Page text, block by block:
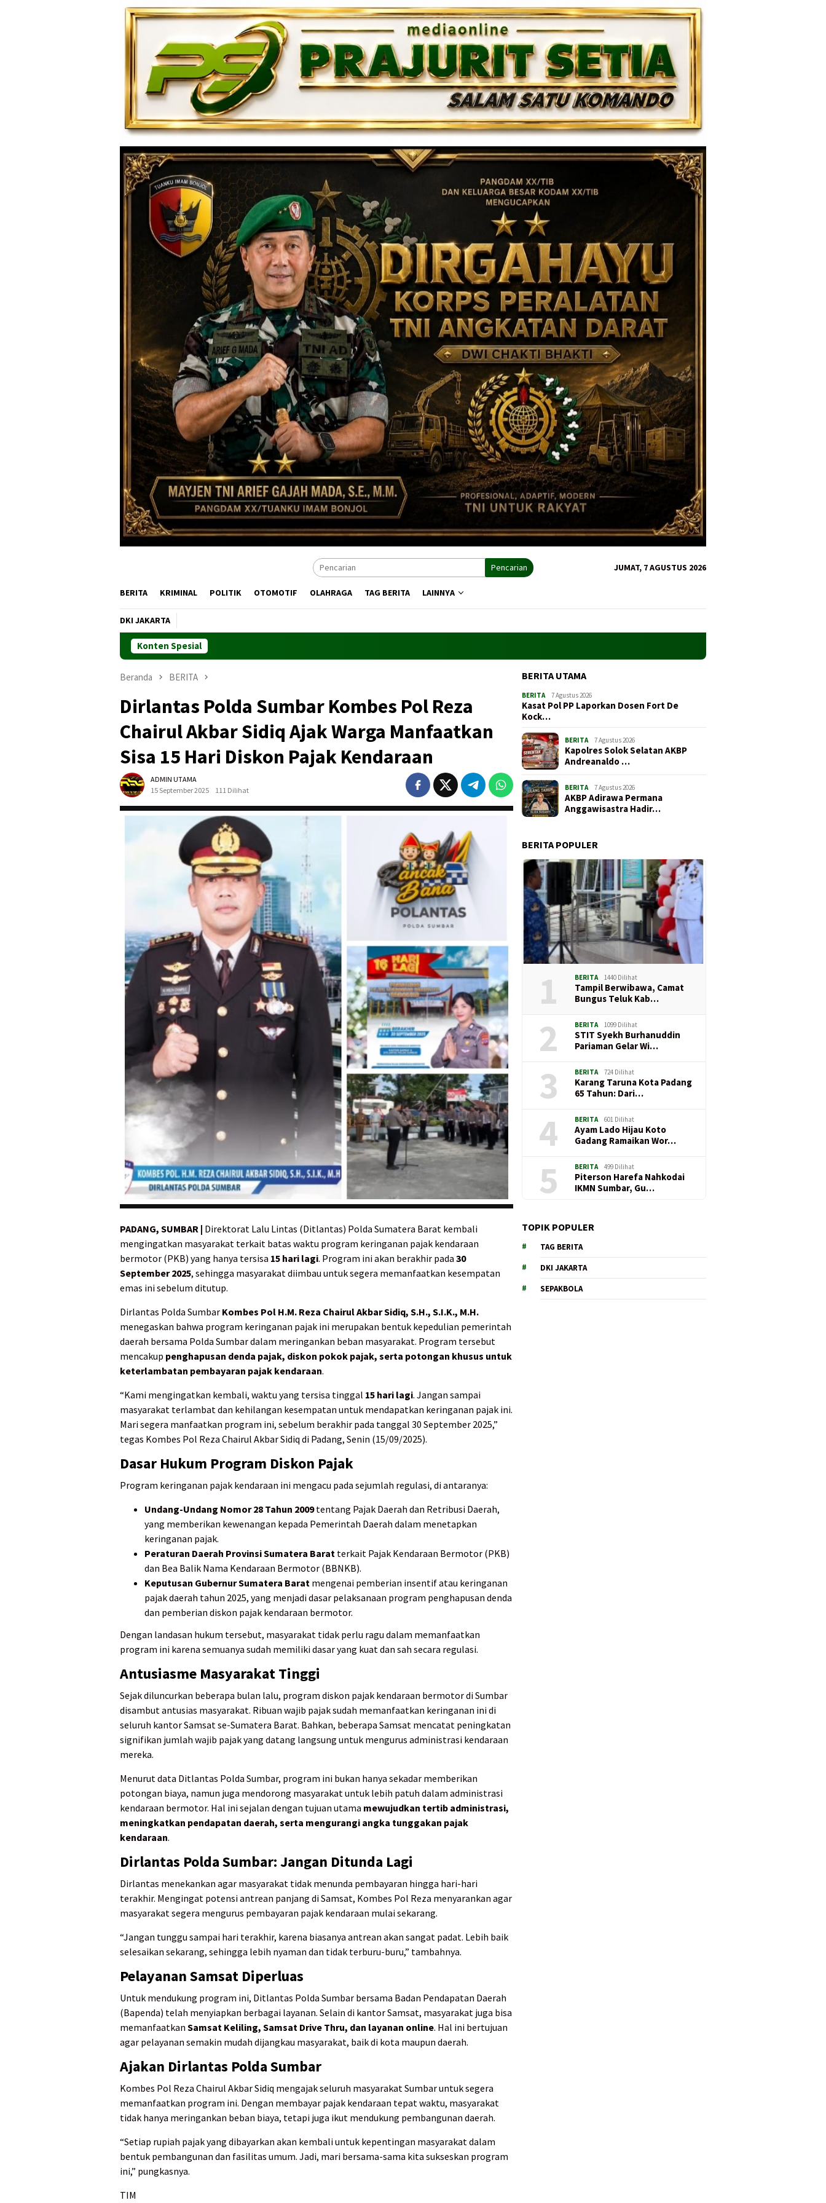
Pencarian JUMAT, 7 AGUSTUS 2026
BERITA KRIMINAL POLITIK OTOMOTIF OLAHRAGA TAG BERITA LAINNYA
DKI JAKARTA
Konten Spesial
Beranda BERITA
Dirlantas Polda Sumbar Kombes Pol Reza
Chairul Akbar Sidiq Ajak Warga Manfaatkan
Sisa 15 Hari Diskon Pajak Kendaraan
ADMIN UTAMA
15 September 2025
111 Dilihat
PADANG, SUMBAR | Direktorat Lalu Lintas (Ditlantas) Polda Sumatera Barat kembali
mengingatkan masyarakat terkait batas waktu program keringanan pajak kendaraan
bermotor (PKB) yang hanya tersisa 15 hari lagi. Program ini akan berakhir pada 30
September 2025, sehingga masyarakat diimbau untuk segera memanfaatkan kesempatan
emas ini sebelum ditutup.
Dirlantas Polda Sumbar Kombes Pol H.M. Reza Chairul Akbar Sidiq, S.H., S.I.K., M.H.
menegaskan bahwa program keringanan pajak ini merupakan bentuk kepedulian pemerintah
daerah bersama Polda Sumbar dalam meringankan beban masyarakat. Program tersebut
mencakup penghapusan denda pajak, diskon pokok pajak, serta potongan khusus untuk
keterlambatan pembayaran pajak kendaraan.
“Kami mengingatkan kembali, waktu yang tersisa tinggal 15 hari lagi. Jangan sampai
masyarakat terlambat dan kehilangan kesempatan untuk mendapatkan keringanan pajak ini.
Mari segera manfaatkan program ini, sebelum berakhir pada tanggal 30 September 2025,”
tegas Kombes Pol Reza Chairul Akbar Sidiq di Padang, Senin (15/09/2025).
Dasar Hukum Program Diskon Pajak
Program keringanan pajak kendaraan ini mengacu pada sejumlah regulasi, di antaranya:
Undang-Undang Nomor 28 Tahun 2009tentang Pajak Daerah dan Retribusi Daerah,
yang memberikan kewenangan kepada Pemerintah Daerah dalam menetapkan
keringanan pajak.
Peraturan Daerah Provinsi Sumatera Barat terkait Pajak Kendaraan Bermotor (PKB)
dan Bea Balik Nama Kendaraan Bermotor (BBNKB).
Keputusan Gubernur Sumatera Barat mengenai pemberian insentif atau keringanan
pajak daerah tahun 2025, yang menjadi dasar pelaksanaan program penghapusan denda
dan pemberian diskon pajak kendaraan bermotor.
Dengan landasan hukum tersebut, masyarakat tidak perlu ragu dalam memanfaatkan
program ini karena semuanya sudah memiliki dasar yang kuat dan sah secara regulasi.
Antusiasme Masyarakat Tinggi
Sejak diluncurkan beberapa bulan lalu, program diskon pajak kendaraan bermotor di Sumbar
disambut antusias masyarakat. Ribuan wajib pajak sudah memanfaatkan keringanan ini di
seluruh kantor Samsat se-Sumatera Barat. Bahkan, beberapa Samsat mencatat peningkatan
signifikan jumlah wajib pajak yang datang langsung untuk mengurus administrasi kendaraan
mereka.
Menurut data Ditlantas Polda Sumbar, program ini bukan hanya sekadar memberikan
potongan biaya, namun juga mendorong masyarakat untuk lebih patuh dalam administrasi
kendaraan bermotor. Hal ini sejalan dengan tujuan utama mewujudkan tertib administrasi,
meningkatkan pendapatan daerah, serta mengurangi angka tunggakan pajak
kendaraan.
Dirlantas Polda Sumbar: Jangan Ditunda Lagi
Dirlantas menekankan agar masyarakat tidak menunda pembayaran hingga hari-hari
terakhir. Mengingat potensi antrean panjang di Samsat, Kombes Pol Reza menyarankan agar
masyarakat segera mengurus pembayaran pajak kendaraan mulai sekarang.
“Jangan tunggu sampai hari terakhir, karena biasanya antrean akan sangat padat. Lebih baik
selesaikan sekarang, sehingga lebih nyaman dan tidak terburu-buru,” tambahnya.
Pelayanan Samsat Diperluas
Untuk mendukung program ini, Ditlantas Polda Sumbar bersama Badan Pendapatan Daerah
(Bapenda) telah menyiapkan berbagai layanan. Selain di kantor Samsat, masyarakat juga bisa
memanfaatkan Samsat Keliling, Samsat Drive Thru, dan layanan online. Hal ini bertujuan
agar pelayanan semakin mudah dijangkau masyarakat, baik di kota maupun daerah.
Ajakan Dirlantas Polda Sumbar
Kombes Pol Reza Chairul Akbar Sidiq mengajak seluruh masyarakat Sumbar untuk segera
memanfaatkan program ini. Dengan membayar pajak kendaraan tepat waktu, masyarakat
tidak hanya meringankan beban biaya, tetapi juga ikut mendukung pembangunan daerah.
“Setiap rupiah pajak yang dibayarkan akan kembali untuk kepentingan masyarakat dalam
bentuk pembangunan dan fasilitas umum. Jadi, mari bersama-sama kita sukseskan program
ini,” pungkasnya.
TIM
BERITA UTAMA
BERITA 7 Agustus 2026
Kasat Pol PP Laporkan Dosen Fort De
Kock…
BERITA 7 Agustus 2026
Kapolres Solok Selatan AKBP
Andreanaldo …
BERITA 7 Agustus 2026
AKBP Adirawa Permana
Anggawisastra Hadir…
BERITA POPULER
1 BERITA 1440 Dilihat
Tampil Berwibawa, Camat
Bungus Teluk Kab…
2 BERITA 1099 Dilihat
STIT Syekh Burhanuddin
Pariaman Gelar Wi…
3 BERITA 724 Dilihat
Karang Taruna Kota Padang
65 Tahun: Dari…
4 BERITA 601 Dilihat
Ayam Lado Hijau Koto
Gadang Ramaikan Wor…
5 BERITA 499 Dilihat
Piterson Harefa Nahkodai
IKMN Sumbar, Gu…
TOPIK POPULER
TAG BERITA
DKI JAKARTA
SEPAKBOLA